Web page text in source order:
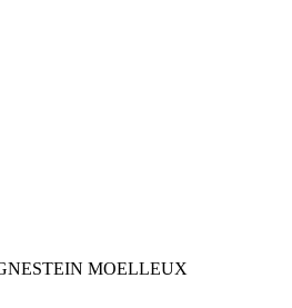
MOELLEUX